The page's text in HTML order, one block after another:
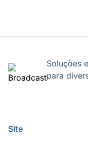
Soluções
para
Site